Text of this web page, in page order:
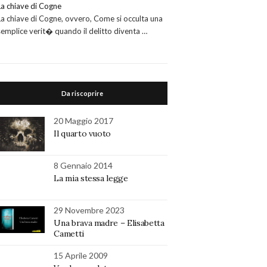
chiave di Cogne
chiave di Cogne, ovvero, Come si occulta una
verit� quando il delitto diventa …
Da riscoprire
20 Maggio 2017
Il quarto vuoto
8 Gennaio 2014
La mia stessa legge
29 Novembre 2023
Una brava madre – Elisabetta
Cametti
15 Aprile 2009